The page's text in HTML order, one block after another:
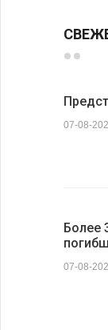
07-08-
Более
07-08-